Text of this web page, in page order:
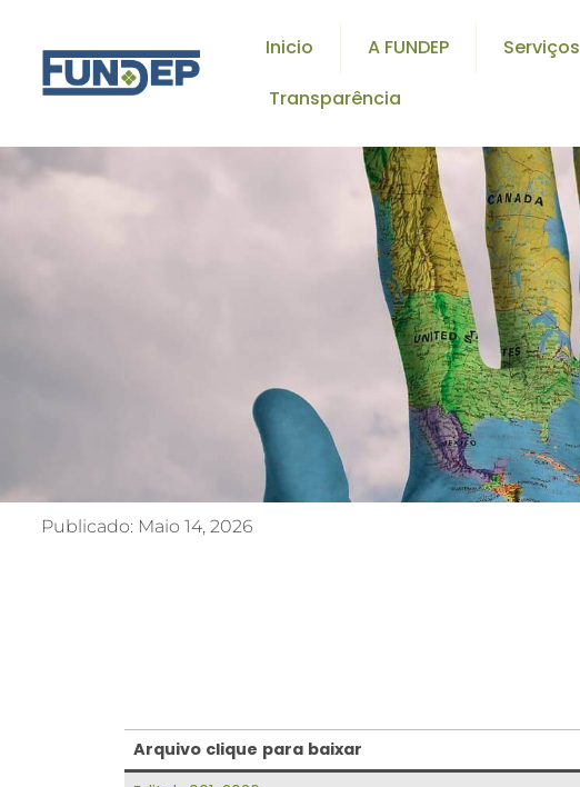
Inicio A FUNDEP Serviços
Transparência
Publicado: Maio 14, 2026
Arquivo clique para baixar